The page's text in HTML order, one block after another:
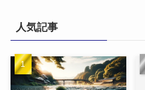
人気記事